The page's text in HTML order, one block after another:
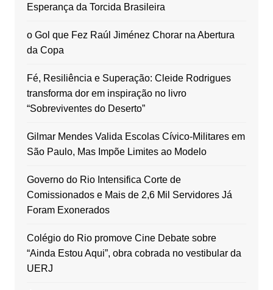
Esperança da Torcida Brasileira
o Gol que Fez Raúl Jiménez Chorar na Abertura
da Copa
Fé, Resiliência e Superação: Cleide Rodrigues
transforma dor em inspiração no livro
“Sobreviventes do Deserto”
Gilmar Mendes Valida Escolas Cívico-Militares em
São Paulo, Mas Impõe Limites ao Modelo
Governo do Rio Intensifica Corte de
Comissionados e Mais de 2,6 Mil Servidores Já
Foram Exonerados
Colégio do Rio promove Cine Debate sobre
“Ainda Estou Aqui”, obra cobrada no vestibular da
UERJ